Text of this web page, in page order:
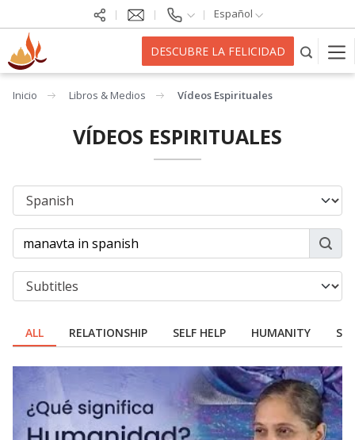
Español
DESCUBRE LA FELICIDAD
Inicio Libros & Medios Vídeos Espirituales
VÍDEOS ESPIRITUALES
ALL RELATIONSHIP SELF HELP HUMANITY